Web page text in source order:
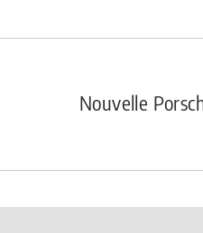
Nouvelle